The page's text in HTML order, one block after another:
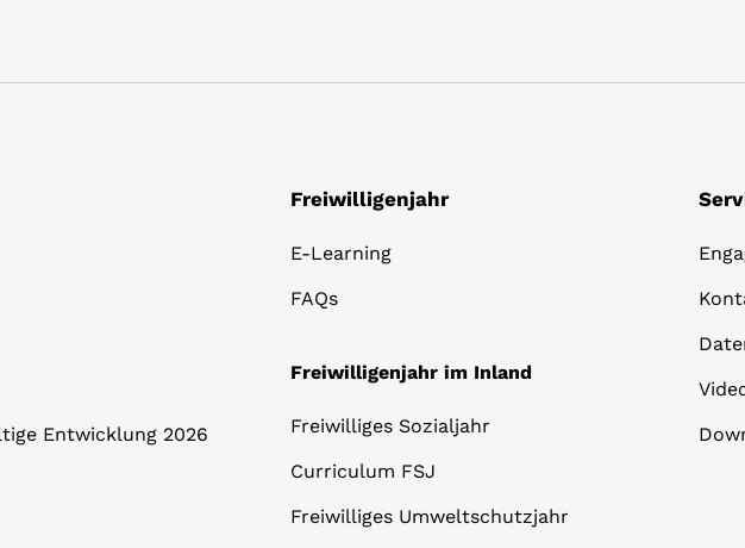
Entwicklung 2026
Freiwilligenjahr
E-Learning
FAQs
Freiwilligenjahr im Inland
Freiwilliges Sozialjahr
Curriculum FSJ
Freiwilliges Umweltschutzjahr